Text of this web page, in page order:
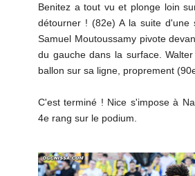
Benitez a tout vu et plonge loin
détourner ! (82e) A la suite d'une
Samuel Moutoussamy pivote
du gauche dans la surface.
ballon sur sa ligne, proprement
C'est terminé ! Nice s'impose à
4e rang sur le podium.